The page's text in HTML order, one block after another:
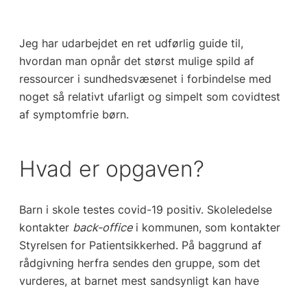
Jeg har udarbejdet en ret udførlig guide til,
hvordan man opnår det størst mulige spild af
ressourcer i sundhedsvæsenet i forbindelse med
noget så relativt ufarligt og simpelt som covidtest
af symptomfrie børn.
Hvad er opgaven?
Barn i skole testes covid-19 positiv. Skoleledelse
kontakter back-officei kommunen, som kontakter
Styrelsen for Patientsikkerhed. På baggrund af
rådgivning herfra sendes den gruppe, som det
vurderes, at barnet mest sandsynligt kan have